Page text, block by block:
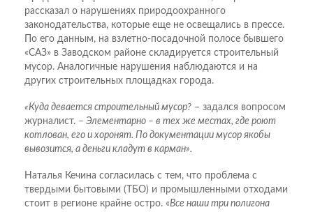
рассказал о нарушениях природоохранного
законодательства, которые еще не освещались в прессе.
По его данным, на взлетно-посадочной полосе бывшего
«САЗ» в Заводском районе складируется строительный
мусор. Аналогичные нарушения наблюдаются и на
других строительных площадках города.
«Куда девается строительный мусор? – задался вопросом
журналист. – Элементарно – в тех же местах, где роют
котлован, его и хоронят. По документации мусор якобы
вывозится, а деньги кладут в карман».
Наталья Кечина согласилась с тем, что проблема с
твердыми бытовыми (ТБО) и промышленными отходами
стоит в регионе крайне остро. «Все наши три полигона